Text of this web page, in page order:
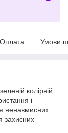
Оплата Умови
колірній
і
ненавмисних
захисних